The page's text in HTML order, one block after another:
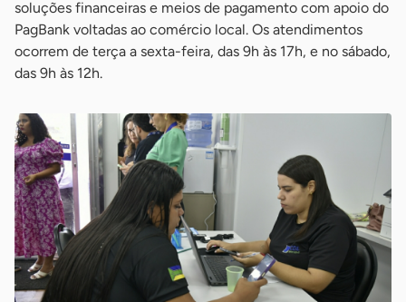
soluções financeiras e meios de pagamento com apoio do
PagBank voltadas ao comércio local. Os atendimentos
ocorrem de terça a sexta-feira, das 9h às 17h, e no sábado,
das 9h às 12h.